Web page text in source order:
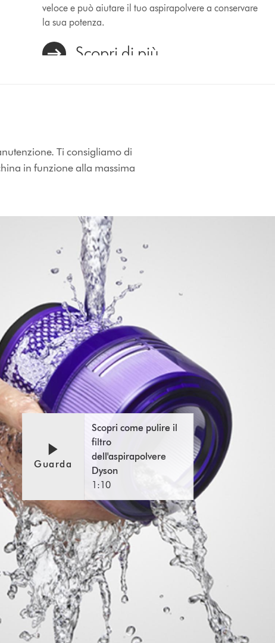
veloce e può aiutare il tuo aspirapolvere a conservare
la sua potenza.
Scopri di più
Ti consigliamo di
in funzione alla massima
Guarda
Scopri come pulire il
filtro
dell'aspirapolvere
Dyson
1:10